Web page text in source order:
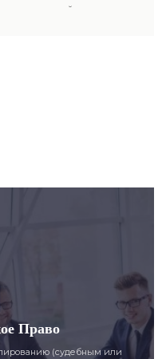
нашей компании.
Право
(судебным или